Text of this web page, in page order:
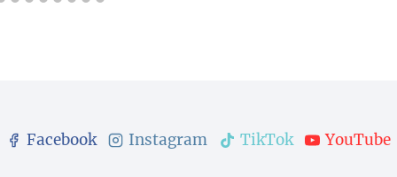
Facebook Instagram TikTok YouTube